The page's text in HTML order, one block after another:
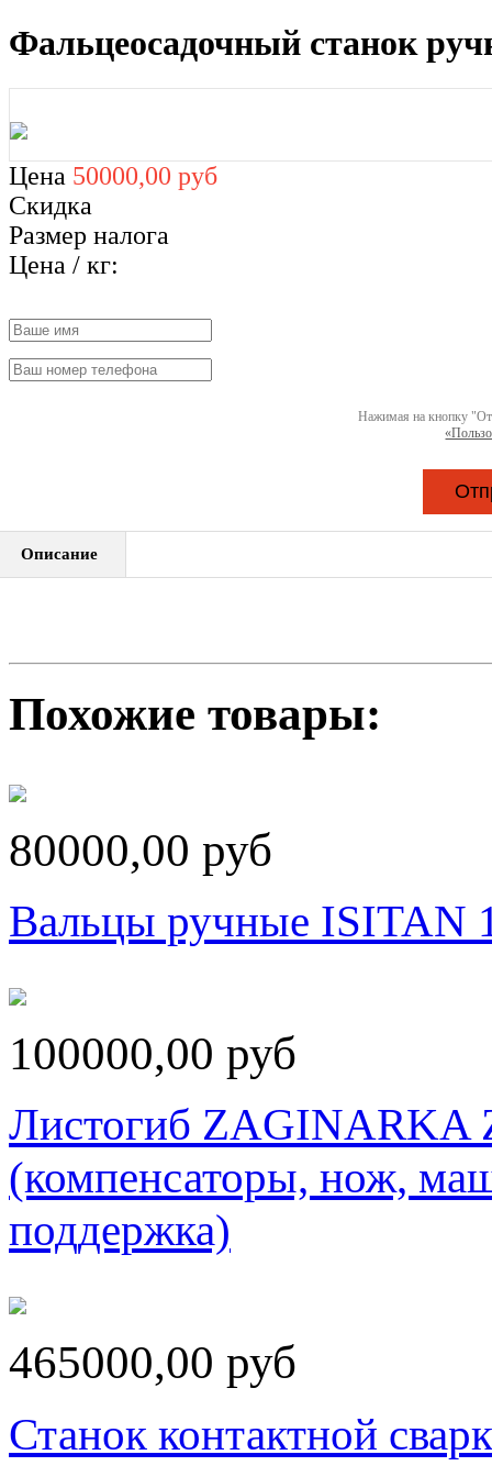
Фальцеосадочный станок
Цена 50000,00 руб
Скидка
Размер налога
Цена / кг:
Нажимая на кнопку
Описание
Похожие товары:
80000,00 руб
Вальцы ручные ISITAN
100000,00 руб
Листогиб ZAGINARKA
(компенсаторы, нож,
поддержка)
465000,00 руб
Станок контактной